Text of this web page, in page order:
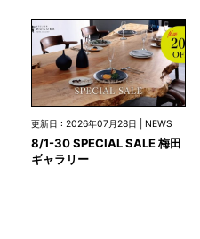
更新日 : 2026年07月28日 | NEWS
8/1-30 SPECIAL SALE 梅田
ギャラリー